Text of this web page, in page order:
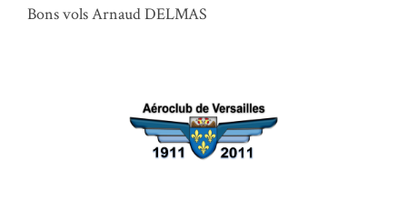
Bons vols Arnaud DELMAS